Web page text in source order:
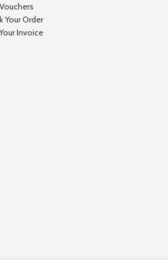
Your Order
Invoice